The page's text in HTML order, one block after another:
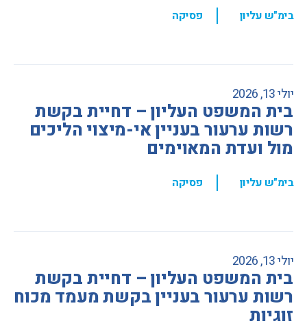
בימ"ש עליון , פסיקה
יולי 13, 2026
בית המשפט העליון – דחיית בקשת
רשות ערעור בעניין אי-מיצוי הליכים
מול ועדת המאוימים
בימ"ש עליון , פסיקה
יולי 13, 2026
בית המשפט העליון – דחיית בקשת
רשות ערעור בעניין בקשת מעמד מכוח
זוגיות